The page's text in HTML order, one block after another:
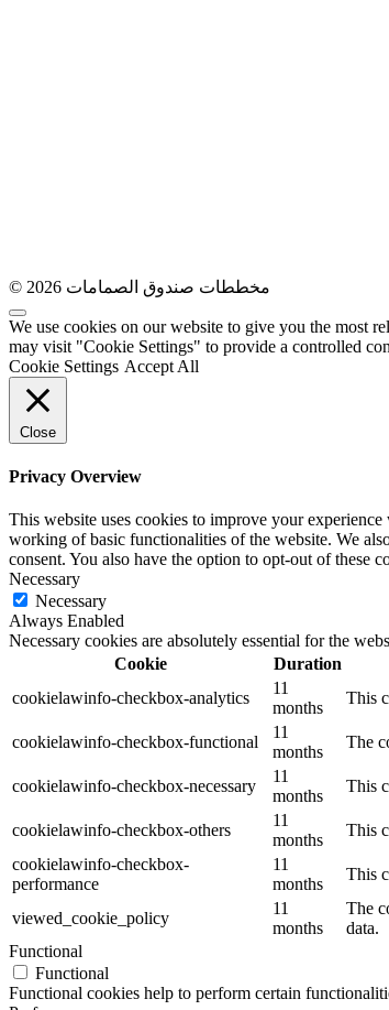
© 2026 مخططات صندوق الصمامات
We use cookies on our website to give you the most
may visit "Cookie Settings" to provide a controlled
Cookie Settings Accept All
Close
Privacy Overview
This website uses cookies to improve your
working of basic functionalities of the website. We
consent. You also have the option to opt-out of these
Necessary
Necessary
Always Enabled
Necessary cookies are absolutely essential for the
Cookie
Duration
cookielawinfo-checkbox-analytics
11
months
This
cookielawinfo-checkbox-functional
11
months
The
cookielawinfo-checkbox-necessary
11
months
This
cookielawinfo-checkbox-others
11
months
This
cookielawinfo-checkbox-
performance
11
months
This
viewed_cookie_policy
11
months
The
data.
Functional
Functional
Functional cookies help to perform certain